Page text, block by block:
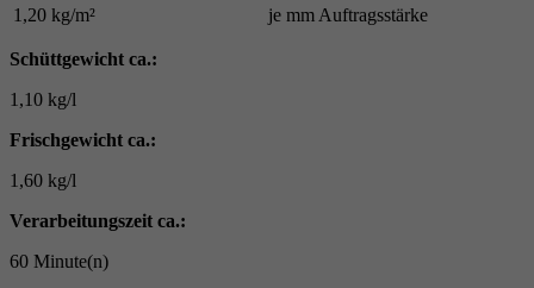
1,20 kg/m²
je mm Auftragsstärke
Schüttgewicht ca.:
1,10 kg/l
Frischgewicht ca.:
1,60 kg/l
Verarbeitungszeit ca.:
60 Minute(n)